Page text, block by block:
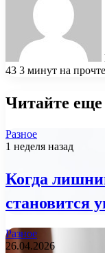
43 3 минут на
Читайте еще
Разное
1 неделя назад
Когда
становится
Разное
26.04.2026